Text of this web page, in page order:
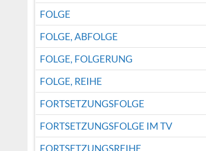
FOLGE
FOLGE, ABFOLGE
FOLGE, FOLGERUNG
FOLGE, REIHE
FORTSETZUNGSFOLGE
FORTSETZUNGSFOLGE IM TV
FORTSETZUNGSREIHE